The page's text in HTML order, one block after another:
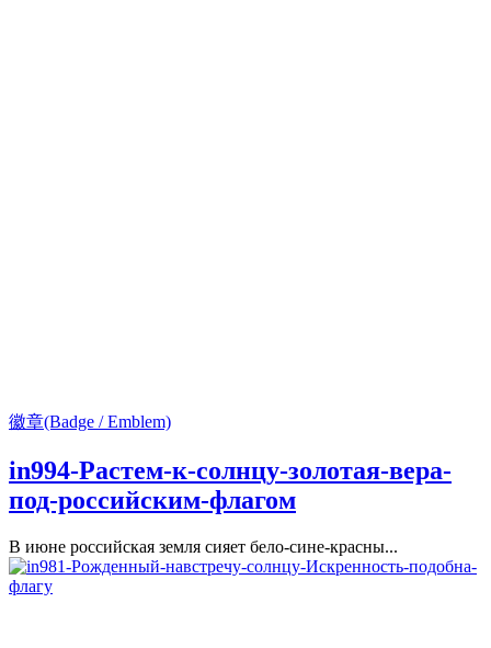
徽章(Badge / Emblem)
in994-Растем-к-солнцу-золотая-вера-
под-российским-флагом
В июне российская земля сияет бело-сине-красны...